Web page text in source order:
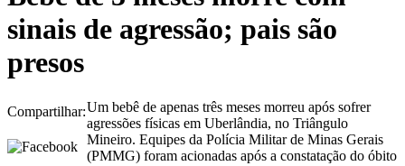
sinais de agressão; pais são
presos
Compartilhar:Um bebê de apenas três meses morreu após sofrer
agressões físicas em Uberlândia, no Triângulo
Mineiro. Equipes da Polícia Militar de Minas Gerais
(PMMG) foram acionadas após a constatação do óbito